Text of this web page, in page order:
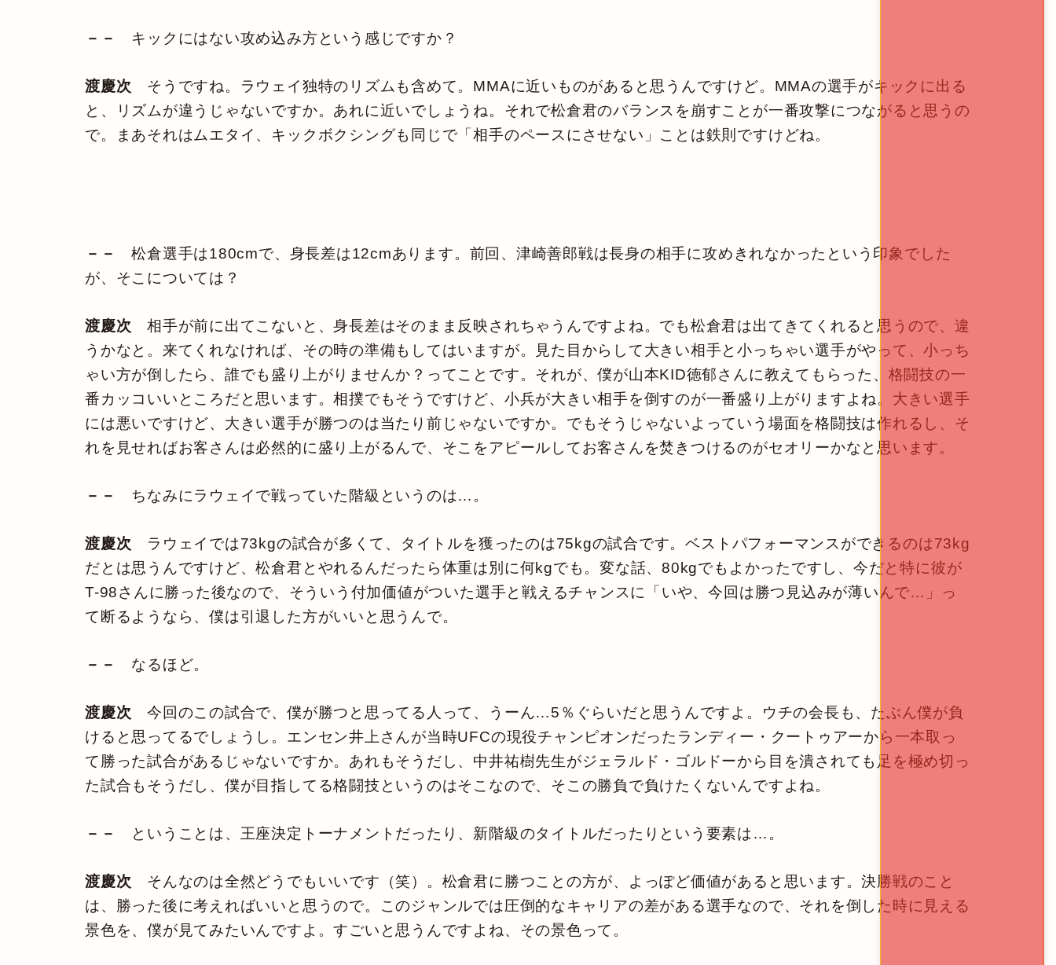
－－ キックにはない攻め込み方という感じですか？
渡慶次 そうですね。ラウェイ独特のリズムも含めて。MMAに近いものがあると思うんですけど。MMAの選手がキックに出る
と、リズムが違うじゃないですか。あれに近いでしょうね。それで松倉君のバランスを崩すことが一番攻撃につながると思うの
で。まあそれはムエタイ、キックボクシングも同じで「相手のペースにさせない」ことは鉄則ですけどね。
－－松倉選手は180cmで、身長差は12cmあります。前回、津崎善郎戦は長身の相手に攻めきれなかったという印象でした
が、そこについては？
渡慶次 相手が前に出てこないと、身長差はそのまま反映されちゃうんですよね。でも松倉君は出てきてくれると思うので、違
うかなと。来てくれなければ、その時の準備もしてはいますが。見た目からして大きい相手と小っちゃい選手がやって、小っち
ゃい方が倒したら、誰でも盛り上がりませんか？ってことです。それが、僕が山本KID徳郁さんに教えてもらった、格闘技の一
番カッコいいところだと思います。相撲でもそうですけど、小兵が大きい相手を倒すのが一番盛り上がりますよね。大きい選手
には悪いですけど、大きい選手が勝つのは当たり前じゃないですか。でもそうじゃないよっていう場面を格闘技は作れるし、そ
れを見せればお客さんは必然的に盛り上がるんで、そこをアピールしてお客さんを焚きつけるのがセオリーかなと思います。
－－ ちなみにラウェイで戦っていた階級というのは…。
渡慶次 ラウェイでは73kgの試合が多くて、タイトルを獲ったのは75kgの試合です。ベストパフォーマンスができるのは73kg
だとは思うんですけど、松倉君とやれるんだったら体重は別に何kgでも。変な話、80kgでもよかったですし、今だと特に彼が
T-98さんに勝った後なので、そういう付加価値がついた選手と戦えるチャンスに「いや、今回は勝つ見込みが薄いんで…」っ
て断るようなら、僕は引退した方がいいと思うんで。
－－ なるほど。
渡慶次 今回のこの試合で、僕が勝つと思ってる人って、うーん…5％ぐらいだと思うんですよ。ウチの会長も、たぶん僕が負
けると思ってるでしょうし。エンセン井上さんが当時UFCの現役チャンピオンだったランディー・クートゥアーから一本取っ
て勝った試合があるじゃないですか。あれもそうだし、中井祐樹先生がジェラルド・ゴルドーから目を潰されても足を極め切っ
た試合もそうだし、僕が目指してる格闘技というのはそこなので、そこの勝負で負けたくないんですよね。
－－ ということは、王座決定トーナメントだったり、新階級のタイトルだったりという要素は…。
渡慶次 そんなのは全然どうでもいいです（笑）。松倉君に勝つことの方が、よっぽど価値があると思います。決勝戦のこと
は、勝った後に考えればいいと思うので。このジャンルでは圧倒的なキャリアの差がある選手なので、それを倒した時に見える
景色を、僕が見てみたいんですよ。すごいと思うんですよね、その景色って。